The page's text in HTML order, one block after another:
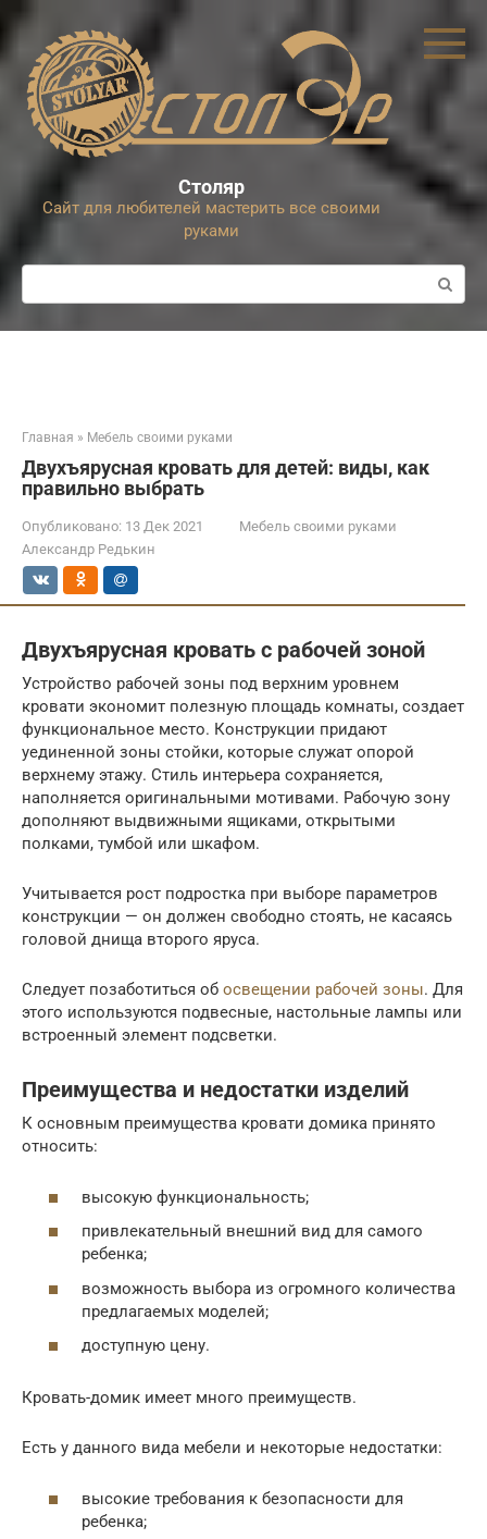
контенту
Столяр
Сайт для любителей мастерить все своими
руками
Главная » Мебель своими руками
Двухъярусная кровать для детей: виды, как
правильно выбрать
Опубликовано: 13 Дек 2021
Мебель своими руками
Александр Редькин
Двухъярусная кровать с рабочей зоной
Устройство рабочей зоны под верхним уровнем
кровати экономит полезную площадь комнаты, создает
функциональное место. Конструкции придают
уединенной зоны стойки, которые служат опорой
верхнему этажу. Стиль интерьера сохраняется,
наполняется оригинальными мотивами. Рабочую зону
дополняют выдвижными ящиками, открытыми
полками, тумбой или шкафом.
Учитывается рост подростка при выборе параметров
конструкции — он должен свободно стоять, не касаясь
головой днища второго яруса.
Следует позаботиться об освещении рабочей зоны. Для
этого используются подвесные, настольные лампы или
встроенный элемент подсветки.
Преимущества и недостатки изделий
К основным преимущества кровати домика принято
относить:
высокую функциональность;
привлекательный внешний вид для самого
ребенка;
возможность выбора из огромного количества
предлагаемых моделей;
доступную цену.
Кровать-домик имеет много преимуществ.
Есть у данного вида мебели и некоторые недостатки:
высокие требования к безопасности для
ребенка;